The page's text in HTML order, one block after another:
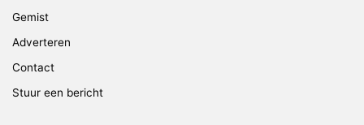
Gemist
Adverteren
Contact
Stuur een bericht